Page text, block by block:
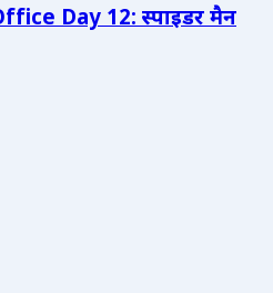
Day 12: स्पाइडर मैन